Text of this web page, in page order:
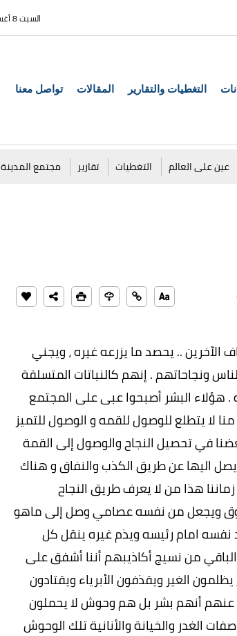
السبت 8 أغسطس 2026
التغطيات والتقارير المقالات تواصل معنا
عين على العالم التغطيات تقارير مجتمع المدينة
.. يحصد ما يزرعه غيره ، ويجني
ونجاحاتهم . إنهم كالنباتات المتسلقة
. هؤلاء البشر أصبحوا عبى على المجتمع
لا يتطلع للوصول للقمه و الوصول للتميز
في تحصيل النجاح والوصول إلى القمة
اليها عن طريق الكذب والنفاق و هناك
هذا من لا يعرف طريق النجاح
ويجعل من نفسه عصامي وصل إلى ماهو
امام رئيسه ويذم غيره ينقل كل
من نسيج أكاذيبهم أننا أشفق على
الغير ويقذفون الأبرياء ويقتادون
عنهم أنهم بشر بل هم وحوش لا يحملون
الغدر والخيانة والأنانية تلك الوحوش